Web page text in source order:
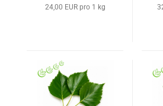
24,00 EUR pro 1 kg